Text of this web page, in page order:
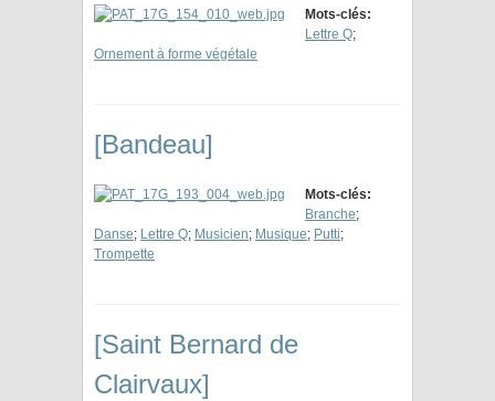
Mots-clés:
Lettre Q;
Ornement à forme végétale
[Bandeau]
Mots-clés:
Branche;
Danse; Lettre Q; Musicien; Musique; Putti;
Trompette
[Saint Bernard de
Clairvaux]